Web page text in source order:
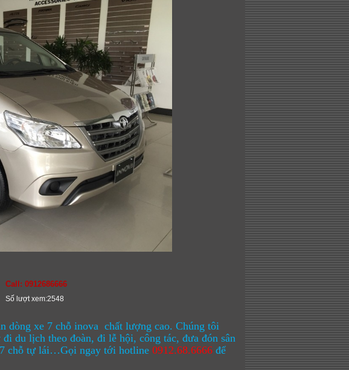
Call: 0912686666
Số lượt xem:2548
dòng xe 7 chỗ inova chất lượng cao. Chúng tôi
du lịch theo đoàn, đi lễ hội, công tác, đưa đón sân
7 chỗ tự lái…Gọi ngay tới hotline 0912.68.6666 để